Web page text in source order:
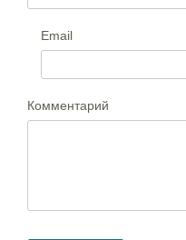
Email
Комментарий